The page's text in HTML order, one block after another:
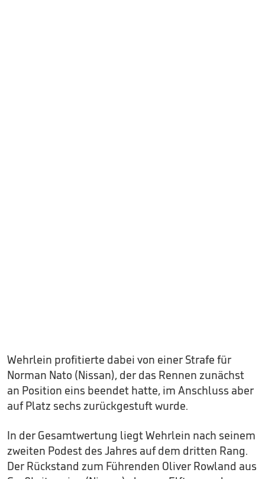
Wehrlein profitierte dabei von einer Strafe für
Norman Nato (Nissan), der das Rennen zunächst
an Position eins beendet hatte, im Anschluss aber
auf Platz sechs zurückgestuft wurde.
In der Gesamtwertung liegt Wehrlein nach seinem
zweiten Podest des Jahres auf dem dritten Rang.
Der Rückstand zum Führenden Oliver Rowland aus